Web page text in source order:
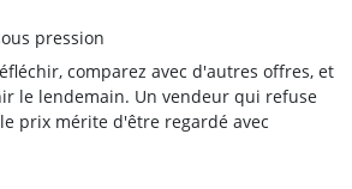
pression
comparez avec d'autres offres, et
le lendemain. Un vendeur qui refuse
prix mérite d'être regardé avec